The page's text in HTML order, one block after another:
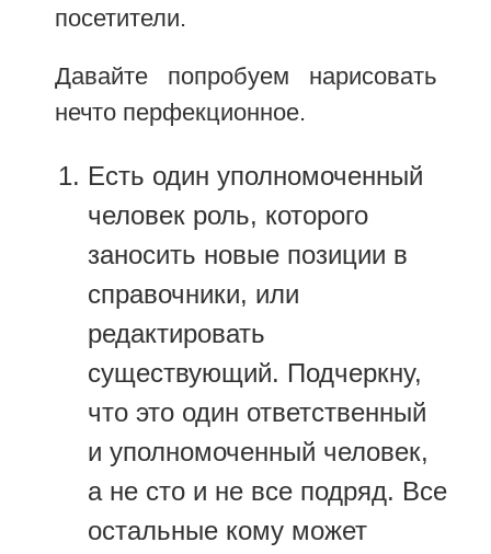
посетители.
Давайте попробуем нарисовать
нечто перфекционное.
Есть один уполномоченный
человек роль, которого
заносить новые позиции в
справочники, или
редактировать
существующий. Подчеркну,
что это один ответственный
и уполномоченный человек,
а не сто и не все подряд. Все
остальные кому может